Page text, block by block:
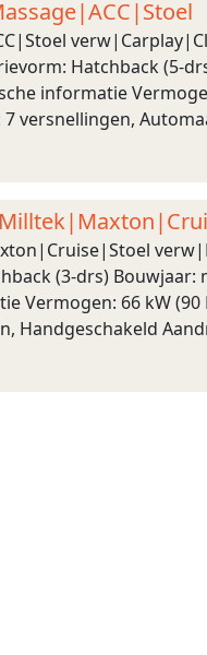
Hatchback (5-
informatie
versnellingen,
(3-drs) Bouwjaar:
Vermogen: 66 kW
Handgeschakeld